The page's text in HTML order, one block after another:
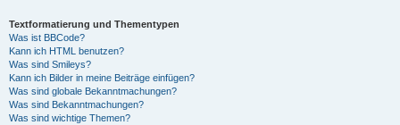
Textformatierung und Thementypen
Was ist BBCode?
Kann ich HTML benutzen?
Was sind Smileys?
Kann ich Bilder in meine Beiträge einfügen?
Was sind globale Bekanntmachungen?
Was sind Bekanntmachungen?
Was sind wichtige Themen?